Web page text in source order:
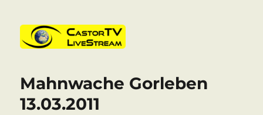
Mahnwache Gorleben
13.03.2011